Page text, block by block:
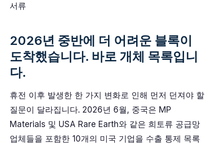
서류
2026년 중반에 더 어려운 블록이
도착했습니다. 바로 개체 목록입니
다.
휴전 이후 발생한 한 가지 변화로 인해 먼저 던져야 할
질문이 달라집니다. 2026년 6월, 중국은 MP
Materials 및 USA Rare Earth와 같은 희토류 공급망
업체들을 포함한 10개의 미국 기업을 수출 통제 목록